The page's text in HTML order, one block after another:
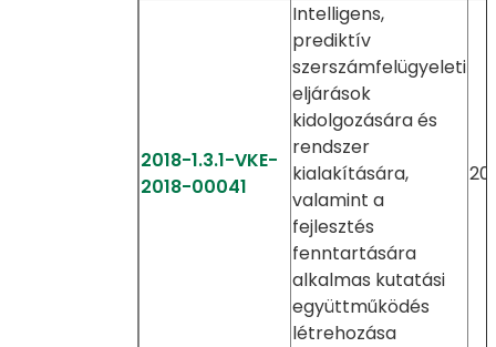
2018-1.3.1-VKE-
2018-00041
Intelligens,
prediktív
szerszámfelügyeleti
eljárások
kidolgozására és
rendszer
kialakítására,
valamint a
fejlesztés
fenntartására
alkalmas kutatási
együttműködés
létrehozása